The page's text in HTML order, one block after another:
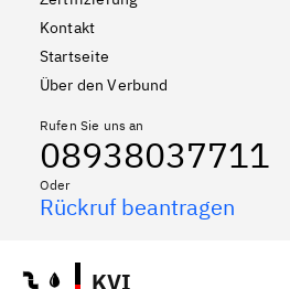
Kontakt
Startseite
Über den Verbund
Rufen Sie uns an
08938037711
Oder
Rückruf beantragen
KVI